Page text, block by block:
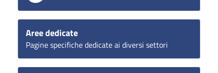
Aree dedicate
Pagine specifiche dedicate ai diversi settori